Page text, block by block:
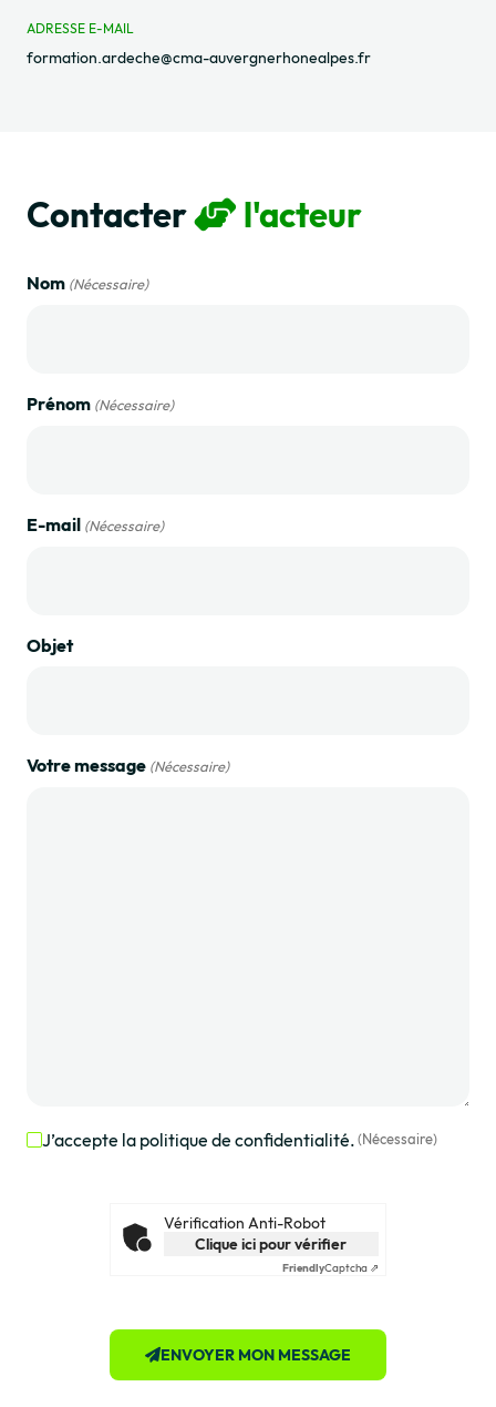
ADRESSE E-MAIL
formation.ardeche@cma-auvergnerhonealpes.fr
Contacter l'acteur
Nom (Nécessaire)
Prénom (Nécessaire)
E-mail (Nécessaire)
Objet
Votre message (Nécessaire)
RGPD
J’accepte la politique de confidentialité.(Nécessaire)
Vérification Anti-Robot
Clique ici pour vérifier
FriendlyCaptcha ⇗
ENVOYER MON MESSAGE